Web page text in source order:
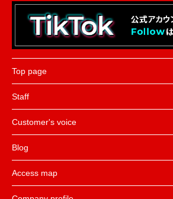
Top page
Staff
Customer's voice
Blog
Access map